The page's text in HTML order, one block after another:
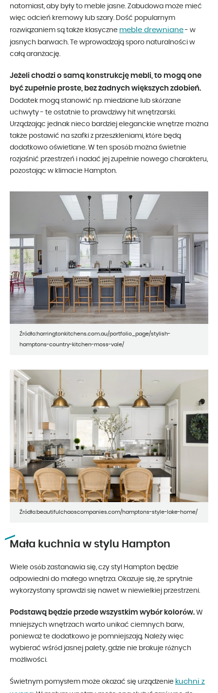
natomiast, aby były to meble jasne. Zabudowa może mieć
więc odcień kremowy lub szary. Dość popularnym
rozwiązaniem są także klasyczne meble drewniane- w
jasnych barwach. Te wprowadzają sporo naturalności w
całą aranżację.
Jeżeli chodzi o samą konstrukcję mebli, to mogą one
być zupełnie proste, bez żadnych większych zdobień.
Dodatek mogą stanowić np. miedziane lub skórzane
uchwyty - te ostatnie to prawdziwy hit wnętrzarski.
Urządzając jednak nieco bardziej eleganckie wnętrze można
także postawić na szafki z przeszkleniami, które będą
dodatkowo oświetlane. W ten sposób można świetnie
rozjaśnić przestrzeń i nadać jej zupełnie nowego charakteru,
pozostając w klimacie Hampton.
Źródło:harringtonkitchens.com.au/portfolio_page/stylish-
hamptons-country-kitchen-moss-vale/
Źródło:beautifulchaoscompanies.com/hamptons-style-lake-home/
Mała kuchnia w stylu Hampton
Wiele osób zastanawia się, czy styl Hampton będzie
odpowiedni do małego wnętrza. Okazuje się, że sprytnie
wykorzystany sprawdzi się nawet w niewielkiej przestrzeni.
Podstawą będzie przede wszystkim wybór kolorów. W
mniejszych wnętrzach warto unikać ciemnych barw,
ponieważ te dodatkowo je pomniejszają. Należy więc
wybierać wśród jasnej palety, gdzie nie brakuje różnych
możliwości.
Świetnym pomysłem może okazać się urządzenie kuchni z